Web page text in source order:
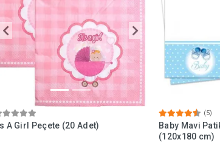
A Girl Peçete (20 Adet)
(5)
Baby Mavi
(120x180 cm)